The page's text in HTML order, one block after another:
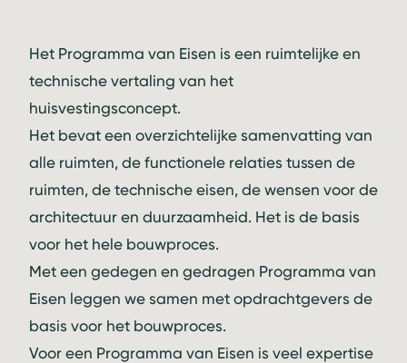
Het Programma van Eisen is een ruimtelijke en
technische vertaling van het
huisvestingsconcept.
Het bevat een overzichtelijke samenvatting van
alle ruimten, de functionele relaties tussen de
ruimten, de technische eisen, de wensen voor de
architectuur en duurzaamheid. Het is de basis
voor het hele bouwproces.
Met een gedegen en gedragen Programma van
Eisen leggen we samen met opdrachtgevers de
basis voor het bouwproces.
Voor een Programma van Eisen is veel expertise